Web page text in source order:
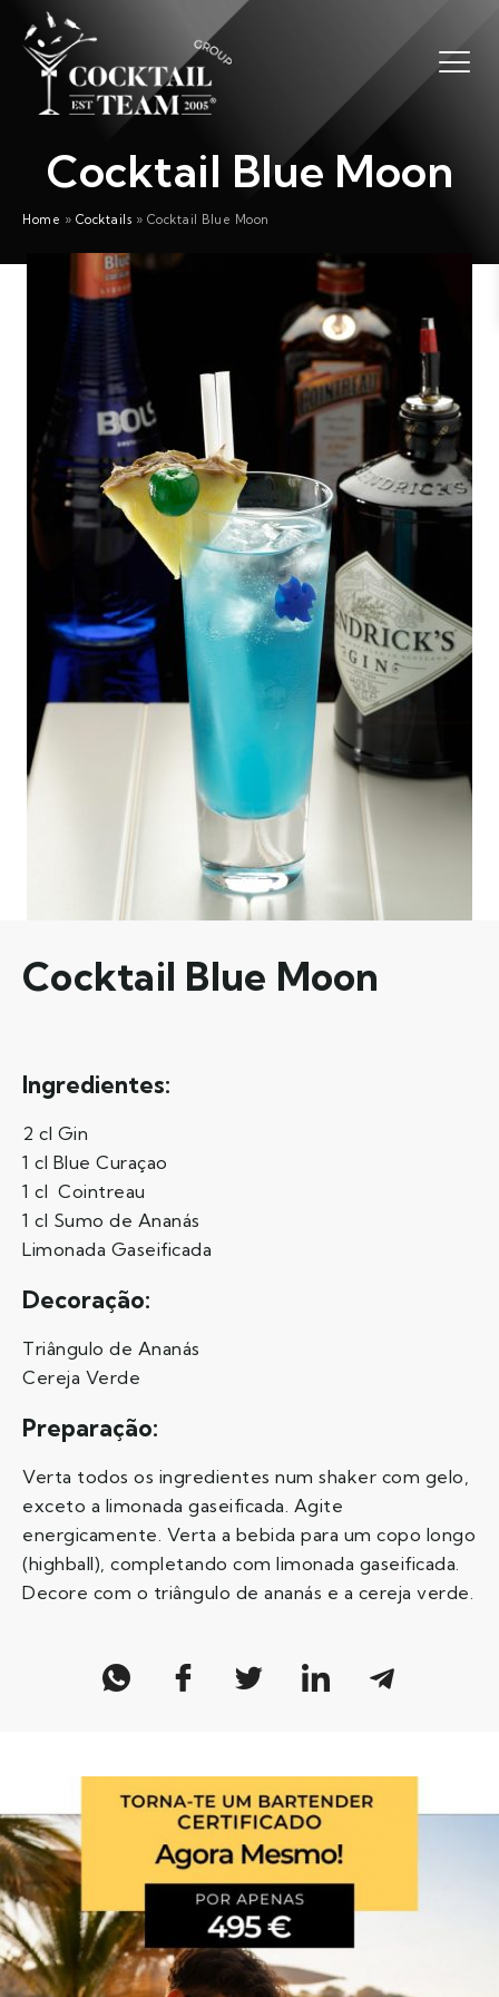
Cocktail Blue Moon
Home » Cocktails » Cocktail Blue Moon
Cocktail Blue Moon
Ingredientes:
2 cl Gin
1 cl Blue Curaçao
1 cl Cointreau
1 cl Sumo de Ananás
Limonada Gaseificada
Decoração:
Triângulo de Ananás
Cereja Verde
Preparação:
Verta todos os ingredientes num shaker com gelo,
exceto a limonada gaseificada. Agite
energicamente. Verta a bebida para um copo longo
(highball), completando com limonada gaseificada.
Decore com o triângulo de ananás e a cereja verde.